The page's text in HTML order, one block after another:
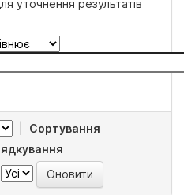
уточнення результатів
Сортування